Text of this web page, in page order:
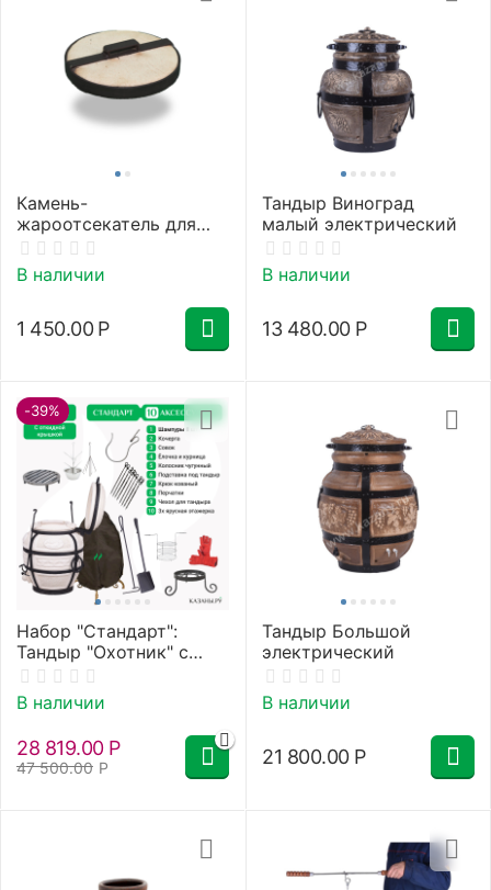
Камень-
жароотсекатель для
тандыра 23 см
В наличии
1 450.00 Р
Тандыр Виноград
малый электрический
В наличии
13 480.00 Р
-39%
Набор "Стандарт":
Тандыр "Охотник" с
откидной крышкой +
аксессуары
В наличии
47 500.00 Р
28 819.00 Р
Тандыр Большой
электрический
В наличии
21 800.00 Р